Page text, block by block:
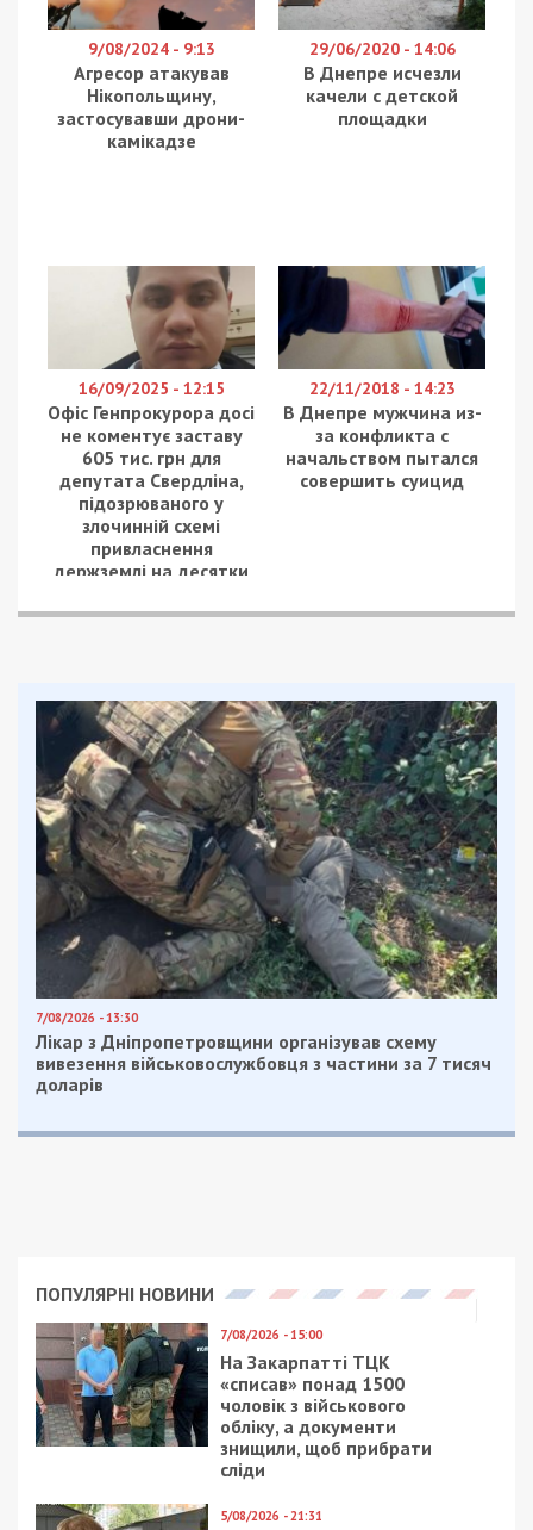
9/08/2024 - 9:13
Агресор атакував
Нікопольщину,
застосувавши дрони-
камікадзе
29/06/2020 - 14:06
В Днепре исчезли
качели с детской
площадки
16/09/2025 - 12:15
Офіс Генпрокурора досі
не коментує заставу
605 тис. грн для
депутата Свердліна,
підозрюваного у
злочинній схемі
привласнення
держземлі на десятки
22/11/2018 - 14:23
В Днепре мужчина из-
за конфликта с
начальством пытался
совершить суицид
7/08/2026 - 13:30
Лікар з Дніпропетровщини організував схему
вивезення військовослужбовця з частини за 7 тисяч
доларів
ПОПУЛЯРНІ НОВИНИ
7/08/2026 - 15:00
На Закарпатті ТЦК
«списав» понад 1500
чоловік з військового
обліку, а документи
знищили, щоб прибрати
сліди
5/08/2026 - 21:31